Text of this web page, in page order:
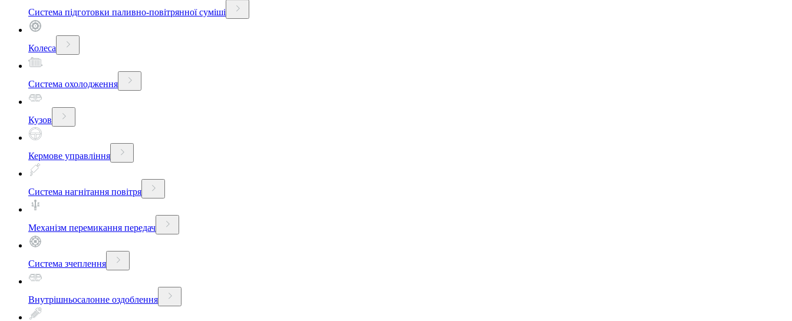
Система підготовки паливно-повітрянної суміші
Колеса
Система охолодження
Кузов
Кермове управління
Система нагнітання повітря
Механізм перемикання передач
Система зчеплення
Внутрішньосалонне оздоблення